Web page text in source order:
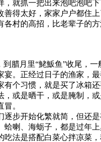
就抓一把出来泡吧泡吧
善得太好，家家户户都住
各村的高招，比老辈子的
到腊月里“鮱魬鱼”收尾，
宴。正经过日子的渔家，
有个习惯，就是买了冰箱
，或是晒干，或是腌制，
。
逐步开始化繁就简，但还
蛤喇、海蛎子，都是过年
吃法是搭配白菜心拌凉菜